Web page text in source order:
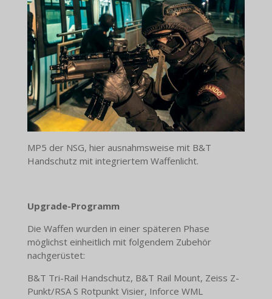
MP5 der NSG, hier ausnahmsweise mit B&T
Handschutz mit integriertem Waffenlicht.
Upgrade-Programm
Die Waffen wurden in einer späteren Phase
möglichst einheitlich mit folgendem Zubehör
nachgerüstet:
B&T Tri-Rail Handschutz, B&T Rail Mount, Zeiss Z-
Punkt/RSA S Rotpunkt Visier, Inforce WML